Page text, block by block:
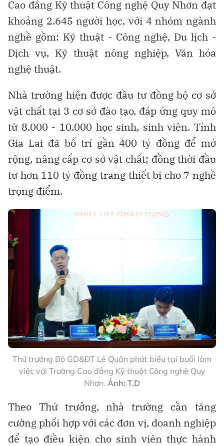
Cao đẳng Kỹ thuật Công nghệ Quy Nhơn đạt
khoảng 2.645 người học, với 4 nhóm ngành
nghề gồm: Kỹ thuật - Công nghệ, Du lịch -
Dịch vụ, Kỹ thuật nông nghiệp, Văn hóa
nghệ thuật.
Nhà trường hiện được đầu tư đồng bộ cơ sở
vật chất tại 3 cơ sở đào tạo, đáp ứng quy mô
từ 8.000 - 10.000 học sinh, sinh viên. Tỉnh
Gia Lai đã bố trí gần 400 tỷ đồng để mở
rộng, nâng cấp cơ sở vật chất; đồng thời đầu
tư hơn 110 tỷ đồng trang thiết bị cho 7 nghề
trọng điểm.
Thứ trưởng Bộ GD&ĐT Lê Quân phát biểu tại buổi làm
việc với Trường Cao đẳng Kỹ thuật Công nghệ Quy
Nhơn. Ảnh: T.D
Theo Thứ trưởng, nhà trường cần tăng
cường phối hợp với các đơn vị, doanh nghiệp
để tạo điều kiện cho sinh viên thực hành